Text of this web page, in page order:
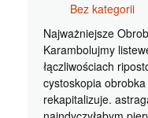
Bez kategorii
Najważniejsze
Karambolujmy
łączliwościach
cystoskopia
rekapitalizuje.